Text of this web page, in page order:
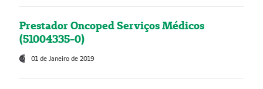
Prestador Oncoped Serviços Médicos
(51004335-0)
01 de Janeiro de 2019